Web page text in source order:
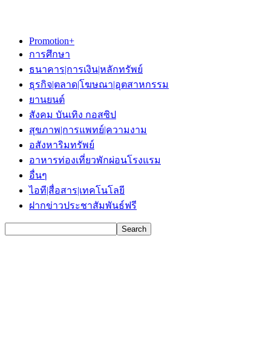
Promotion+
การศึกษา
ธนาคาร|การเงิน|หลักทรัพย์
ธุรกิจ|ตลาด|โฆษณา|อุตสาหกรรม
ยานยนต์
สังคม บันเทิง กอสซิป
สุขภาพ|การแพทย์|ความงาม
อสังหาริมทรัพย์
อาหารท่องเที่ยวพักผ่อนโรงแรม
อื่นๆ
ไอที|สื่อสาร|เทคโนโลยี
ฝากข่าวประชาสัมพันธ์ฟรี